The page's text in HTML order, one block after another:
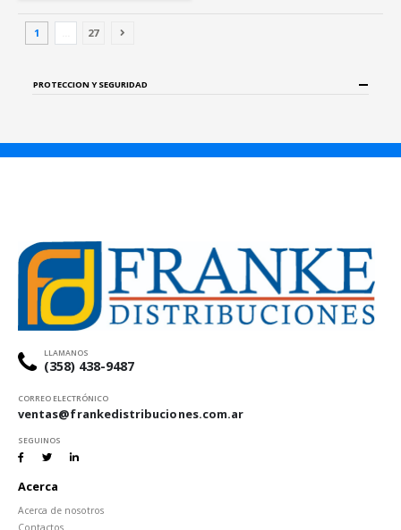
1 27
PROTECCION Y SEGURIDAD
LLAMANOS
(358) 438-9487
CORREO ELECTRÓNICO
ventas@frankedistribuciones.com.ar
SEGUINOS
Acerca
Acerca de nosotros